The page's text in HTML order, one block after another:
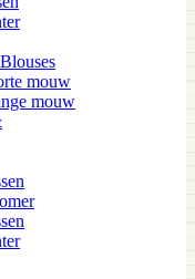
mouw
mouw